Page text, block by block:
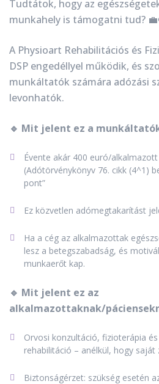
Tudtátok, hogy az
munkahely is támogatni tud?
A Physioart Rehabilitációs és
DSP engedéllyel működik, és
munkáltatók számára adózási
levonhatók.
🔹 Mit jelent ez a
Évente akár 400 euró/
(Adótörvénykönyv 76. cikk (4^1)
pont”
Ez közvetlen adómegtakarítást
Ha a cég az alkalmazottak
lesz a betegszabadság, és
munkaerőt kap.
🔹 Mit jelent ez az
alkalmazottaknak/
Orvosi konzultáció, fizioterápia
rehabilitáció – anélkül, hogy saját
Biztonságérzet: szükség esetén